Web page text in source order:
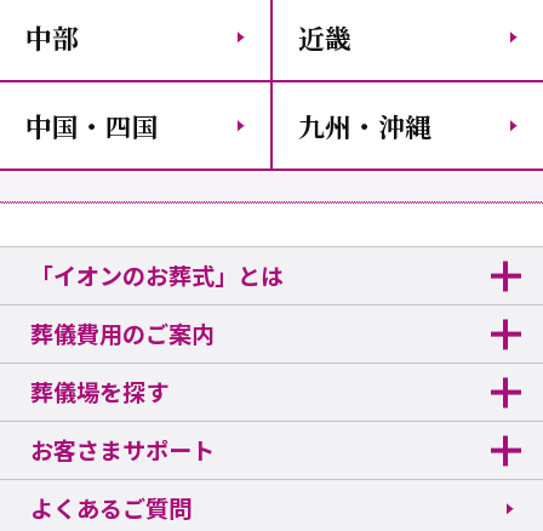
中部 近畿
中国・四国 九州・沖縄
「イオンのお葬式」とは
葬儀費用のご案内
葬儀場を探す
お客さまサポート
よくあるご質問